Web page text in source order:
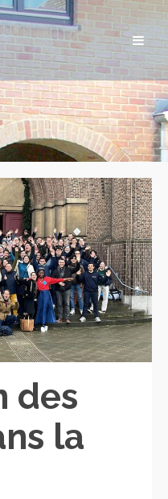
des
la